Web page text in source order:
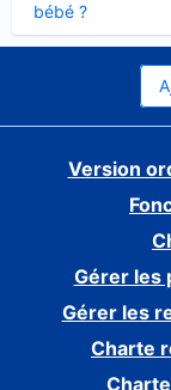
bébé ?
Version
Gérer les
Gérer les
Charte